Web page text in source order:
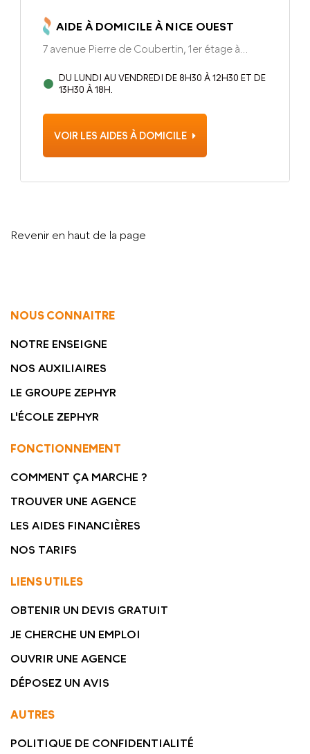
AIDE À DOMICILE À NICE OUEST
7 avenue Pierre de Coubertin, 1er étage à
DU LUNDI AU VENDREDI DE 8H30 À 12H30 ET DE
13H30 À 18H.
VOIR LES AIDES À DOMICILE
Revenir en haut de la page
NOUS CONNAITRE
NOTRE ENSEIGNE
NOS AUXILIAIRES
LE GROUPE ZEPHYR
L'ÉCOLE ZEPHYR
FONCTIONNEMENT
COMMENT ÇA MARCHE ?
TROUVER UNE AGENCE
LES AIDES FINANCIÈRES
NOS TARIFS
LIENS UTILES
OBTENIR UN DEVIS GRATUIT
JE CHERCHE UN EMPLOI
OUVRIR UNE AGENCE
DÉPOSEZ UN AVIS
AUTRES
POLITIQUE DE CONFIDENTIALITÉ